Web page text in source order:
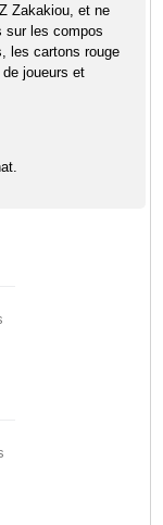
Zakakiou, et ne
sur les compos
les cartons rouge
joueurs et